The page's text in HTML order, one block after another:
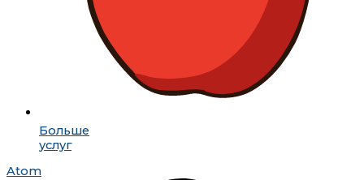
Больше
услуг
Atom